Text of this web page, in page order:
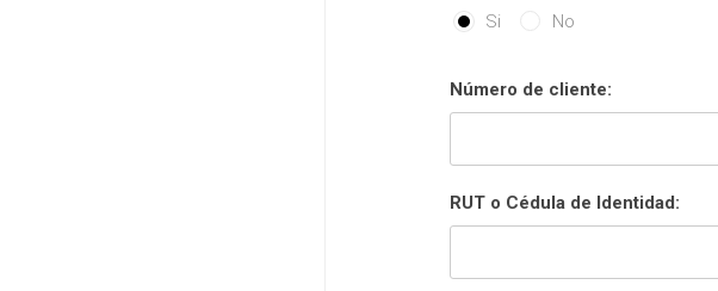
Si
No
Número de cliente:
RUT o Cédula de Identidad: